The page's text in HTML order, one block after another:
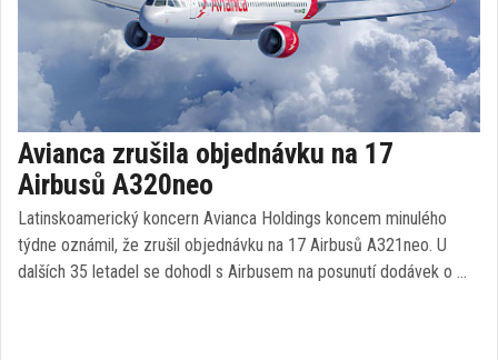
Avianca zrušila objednávku na 17
Airbusů A320neo
Latinskoamerický koncern Avianca Holdings koncem minulého
týdne oznámil, že zrušil objednávku na 17 Airbusů A321neo. U
dalších 35 letadel se dohodl s Airbusem na posunutí dodávek o …